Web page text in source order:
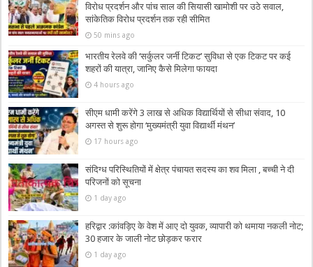
विरोध प्रदर्शन और पांच साल की सियासी खामोशी पर उठे सवाल,
सांकेतिक विरोध प्रदर्शन तक रही सीमित
50 mins ago
भारतीय रेलवे की ‘सर्कुलर जर्नी टिकट’ सुविधा से एक टिकट पर कई
शहरों की यात्रा, जानिए कैसे मिलेगा फायदा
4 hours ago
सीएम धामी करेंगे 3 लाख से अधिक विद्यार्थियों से सीधा संवाद, 10
अगस्त से शुरू होगा ‘मुख्यमंत्री युवा विद्यार्थी मंथन’
17 hours ago
संदिग्ध परिस्थितियों में क्षेत्र पंचायत सदस्य का शव मिला , बच्ची ने दी
परिजनों को सूचना
1 day ago
हरिद्वार :कांवड़िए के वेश में आए दो युवक, व्यापारी को थमाया नकली नोट;
30 हजार के जाली नोट छोड़कर फरार
1 day ago